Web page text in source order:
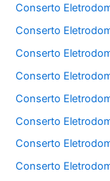
Conserto
Conserto
Conserto
Conserto
Conserto
Conserto
Conserto
Conserto